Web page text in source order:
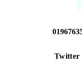
Twitter